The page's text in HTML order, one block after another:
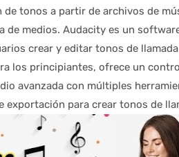
tonos a partir de archivos de
de medios. Audacity es un
crear y editar tonos de
los principiantes, ofrece un
avanzada con múltiples
exportación para crear tonos de